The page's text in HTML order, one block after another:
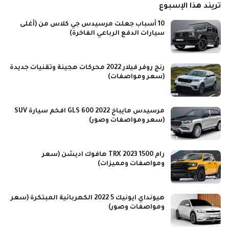
تريند هذا الإسبوع
10 أسباب جعلت مرسيدس جي كلاس من (أغلى
سيارات الدفع الرباعي الفاخرة)
رنج روفر فيلار 2022 محركات هجينة وتقنيات جديدة
(سعر ومواصفات)
مرسيدس مايباخ GLS 600 2022 افخم سيارة SUV
(سعر ومواصفات وصور)
رام 1500 TRX 2023 هافوك اديشن (سعر
ومواصفات ومميزات)
هيونداي ايونيك 5 2022 الكهربائية المبتكرة (سعر
ومواصفات وصور)